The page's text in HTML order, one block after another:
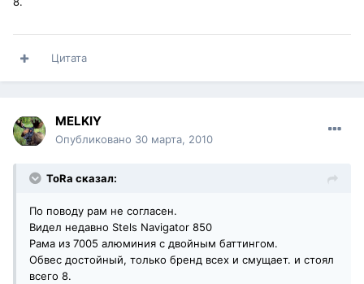
Цитата
MELKIY
Опубликовано 30 марта, 2010
ToRa сказал:
По поводу рам не согласен.
Видел недавно Stels Navigator 850
Рама из 7005 алюминия с двойным баттингом.
Обвес достойный, только бренд всех и смущает. и стоял
всего 8.